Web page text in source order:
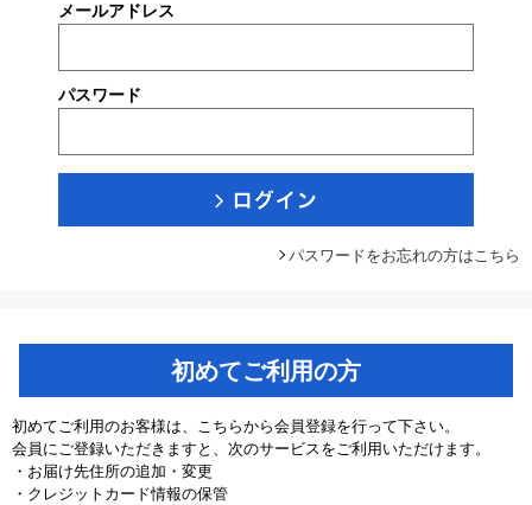
メールアドレス
パスワード
パスワードをお忘れの方はこちら
初めてご利用の方
初めてご利用のお客様は、こちらから会員登録を行って下さい。
会員にご登録いただきますと、次のサービスをご利用いただけます。
・お届け先住所の追加・変更
・クレジットカード情報の保管